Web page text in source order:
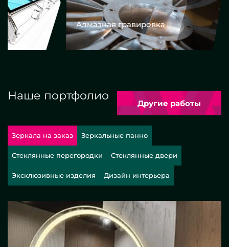
Алмазная гравировка
Наше портфолио
Другие работы
Зеркала на заказ Зеркальные панно
Стеклянные перегородки Стеклянные двери
Эксклюзивные изделия Дизайн интерьера